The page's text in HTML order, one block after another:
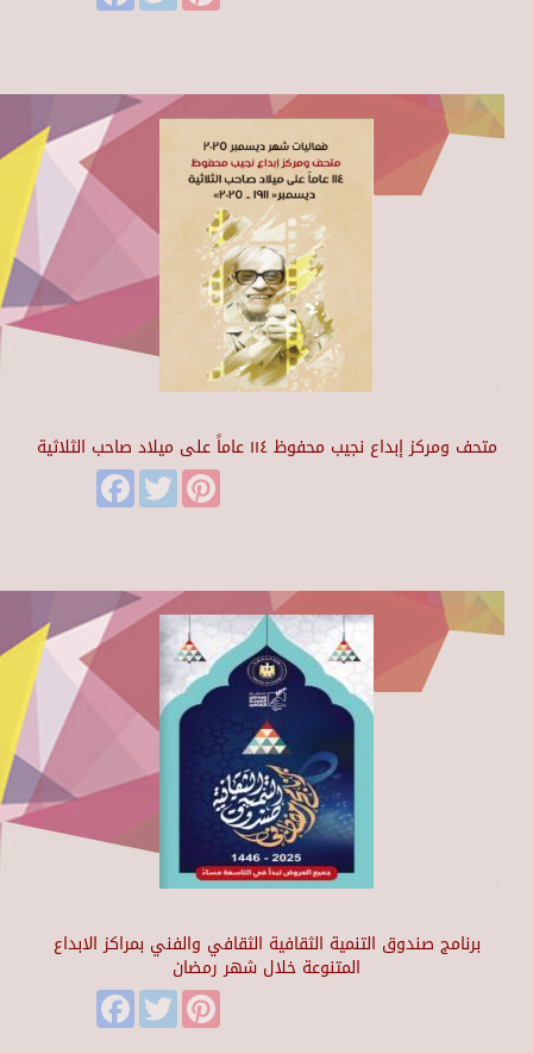
متحف ومركز إبداع نجيب محفوظ ١١٤ عاماً على ميلاد صاحب الثلاثية
FacebookTwitter
برنامج صندوق التنمية الثقافية الثقافي والفني بمراكز الابداع
المتنوعة خلال شهر رمضان
FacebookTwitter